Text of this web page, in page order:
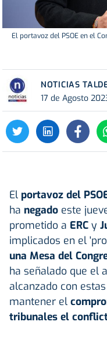
El portavoz del PSOE en el
NOTICIAS
17 de Agosto
El portavoz del
ha negado este
prometido a ERC y
implicados en el
una Mesa del
ha señalado que el
alcanzado con
mantener el
tribunales el